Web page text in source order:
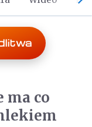
ma co